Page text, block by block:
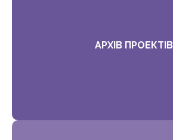
АРХІВ ПРОЕКТІВ